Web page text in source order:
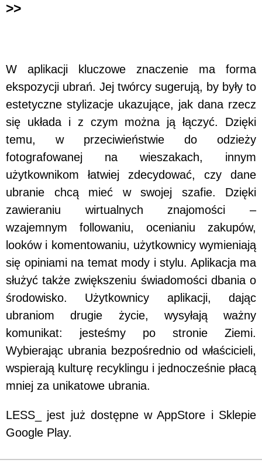
>>
W aplikacji kluczowe znaczenie ma forma
ekspozycji ubrań. Jej twórcy sugerują, by były to
estetyczne stylizacje ukazujące, jak dana rzecz
się układa i z czym można ją łączyć. Dzięki
temu, w przeciwieństwie do odzieży
fotografowanej na wieszakach, innym
użytkownikom łatwiej zdecydować, czy dane
ubranie chcą mieć w swojej szafie. Dzięki
zawieraniu wirtualnych znajomości –
wzajemnym followaniu, ocenianiu zakupów,
looków i komentowaniu, użytkownicy wymieniają
się opiniami na temat mody i stylu. Aplikacja ma
służyć także zwiększeniu świadomości dbania o
środowisko. Użytkownicy aplikacji, dając
ubraniom drugie życie, wysyłają ważny
komunikat: jesteśmy po stronie Ziemi.
Wybierając ubrania bezpośrednio od właścicieli,
wspierają kulturę recyklingu i jednocześnie płacą
mniej za unikatowe ubrania.
LESS_ jest już dostępne w AppStore i Sklepie
Google Play.